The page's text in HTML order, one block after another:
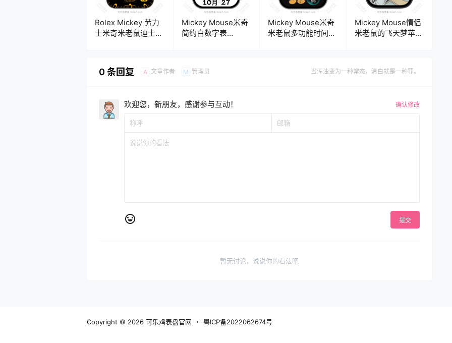
Rolex Mickey 劳力
士米奇米老鼠迪士尼
盘.clock
Mickey Mouse米奇
简约白数字表
Mickey Mouse米奇
米老鼠多功能时间表
Mickey Mouse情侣
米老鼠的飞天梦苹果
0 条回复 A 文章作者 M 管理员 当浑浊变为一种常态，清白就是一种罪。
欢迎您，新朋友，感谢参与互动！ 确认修改
提交
暂无讨论，说说你的看法吧
Copyright © 2026 可乐鸡表盘官网 ・ 粤ICP备2022062674号